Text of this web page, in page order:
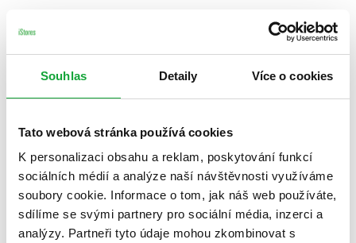
Souhlas Detaily Více o cookies
Tato webová stránka používá cookies
K personalizaci obsahu a reklam, poskytování funkcí
sociálních médií a analýze naší návštěvnosti využíváme
soubory cookie. Informace o tom, jak náš web používáte,
sdílíme se svými partnery pro sociální média, inzerci a
analýzy. Partneři tyto údaje mohou zkombinovat s